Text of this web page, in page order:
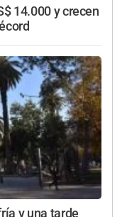
14.000 y crecen
y una tarde